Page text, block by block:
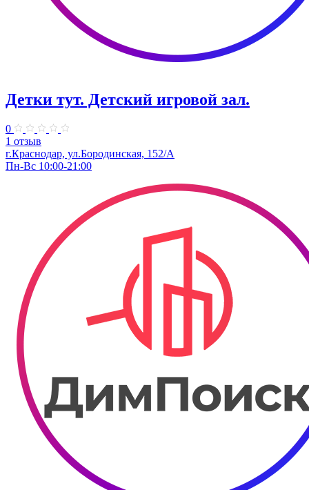
Детки тут. Детский игровой зал.
0
1 отзыв
г.Краснодар, ул.​Бородинская, 152/А
Пн-Вс 10:00-21:00